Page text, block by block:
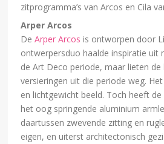
zitprogramma’s van Arcos en Cila
Arper Arcos
DeArper Arcos is ontworpen door
ontwerpersduo haalde inspiratie uit
de Art Deco periode, maar lieten de
versieringen uit die periode weg.
en lichtgewicht beeld. Toch heeft
het oog springende aluminium
daartussen zwevende zitting en
eigen, en uiterst architectonisch